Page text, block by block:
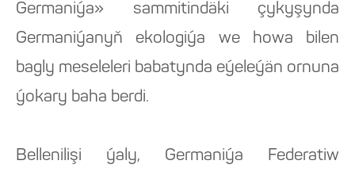
Germaniýa» sammitindäki çykyşynda
Germaniýanyň ekologiýa we howa bilen
bagly meseleleri babatynda eýeleýän ornuna
ýokary baha berdi.
Bellenilişi ýaly, Germaniýa Federatiw